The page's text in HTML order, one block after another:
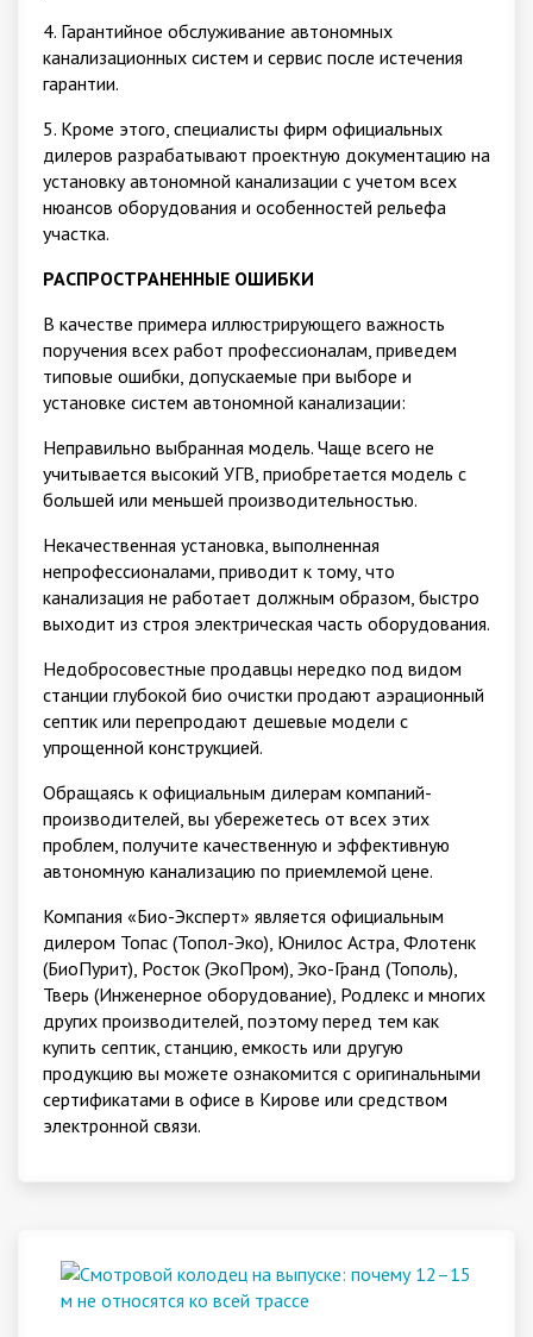
4. Гарантийное обслуживание автономных
канализационных систем и сервис после истечения
гарантии.
5. Кроме этого, специалисты фирм официальных
дилеров разрабатывают проектную документацию на
установку автономной канализации с учетом всех
нюансов оборудования и особенностей рельефа
участка.
РАСПРОСТРАНЕННЫЕ ОШИБКИ
В качестве примера иллюстрирующего важность
поручения всех работ профессионалам, приведем
типовые ошибки, допускаемые при выборе и
установке систем автономной канализации:
Неправильно выбранная модель. Чаще всего не
учитывается высокий УГВ, приобретается модель с
большей или меньшей производительностью.
Некачественная установка, выполненная
непрофессионалами, приводит к тому, что
канализация не работает должным образом, быстро
выходит из строя электрическая часть оборудования.
Недобросовестные продавцы нередко под видом
станции глубокой био очистки продают аэрационный
септик или перепродают дешевые модели с
упрощенной конструкцией.
Обращаясь к официальным дилерам компаний-
производителей, вы убережетесь от всех этих
проблем, получите качественную и эффективную
автономную канализацию по приемлемой цене.
Компания «Био-Эксперт» является официальным
дилером Топас (Топол-Эко), Юнилос Астра, Флотенк
(БиоПурит), Росток (ЭкоПром), Эко-Гранд (Тополь),
Тверь (Инженерное оборудование), Родлекс и многих
других производителей, поэтому перед тем как
купить септик, станцию, емкость или другую
продукцию вы можете ознакомится с оригинальными
сертификатами в офисе в Кирове или средством
электронной связи.